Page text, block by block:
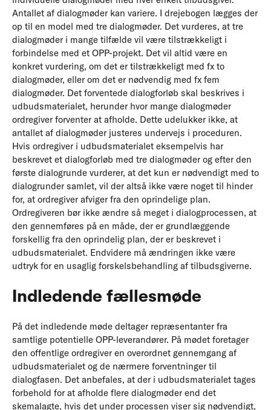
Antallet af dialogmøder kan variere. I drejebogen lægges der
op til en model med tre dialogmøder. Det vurderes, at tre
dialogmøder i mange tilfælde vil være tilstrækkeligt i
forbindelse med et OPP-projekt. Det vil altid være en
konkret vurdering, om det er tilstrækkeligt med fx to
dialogmøder, eller om det er nødvendig med fx fem
dialogmøder. Det forventede dialogforløb skal beskrives i
udbudsmaterialet, herunder hvor mange dialogmøder
ordregiver forventer at afholde. Dette udelukker ikke, at
antallet af dialogmøder justeres undervejs i proceduren.
Hvis ordregiver i udbudsmaterialet eksempelvis har
beskrevet et dialogforløb med tre dialogmøder og efter den
første dialogrunde vurderer, at det kun er nødvendigt med to
dialogrunder samlet, vil der altså ikke være noget til hinder
for, at ordregiver afviger fra den oprindelige plan.
Ordregiveren bør ikke ændre så meget i dialogprocessen, at
den gennemføres på en måde, der er grundlæggende
forskellig fra den oprindelig plan, der er beskrevet i
udbudsmaterialet. Endvidere må ændringen ikke være
udtryk for en usaglig forskelsbehandling af tilbudsgiverne.
Indledende fællesmøde
På det indledende møde deltager repræsentanter fra
samtlige potentielle OPP-leverandører. På mødet foretager
den offentlige ordregiver en overordnet gennemgang af
udbudsmaterialet og de nærmere forventninger til
dialogfasen. Det anbefales, at der i udbudsmaterialet tages
forbehold for at afholde flere dialogmøder end det
skemalagte, hvis det under processen viser sig nødvendigt,